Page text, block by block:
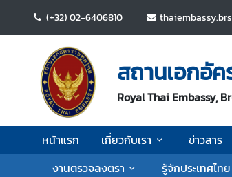
(+32) 02-6406810
สถานเอกอั
Royal Thai Embassy,
หน้าแรก เกี่ยวกับเรา ข่าวสาร
งานตรวจลงตรา
รู้จักประเทศไทย
ก
เ